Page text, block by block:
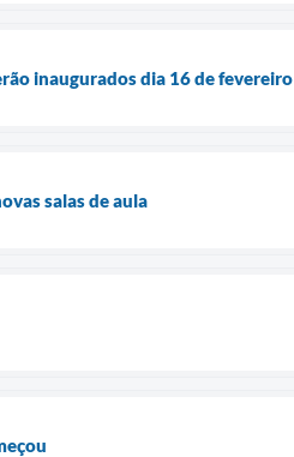
inaugurados dia 16 de fevereiro
salas de aula